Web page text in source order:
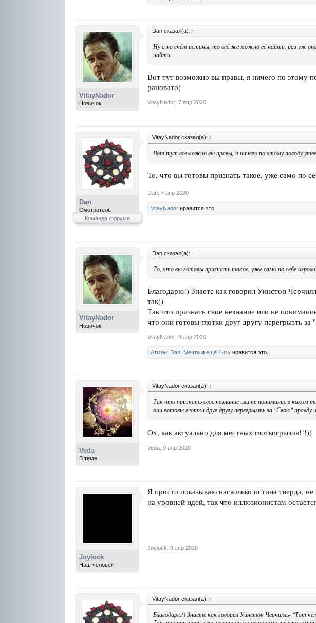
VitayNador
Новичок
Dan сказал(а): ↑
Ну а на счёт истины, то всё же можно её найти, раз уж
найти.
Вот тут возможно вы правы, я ничего по этому
рановато)
VitayNador 7 апр 2020
Dan
Смотритель
Команда форума
VitayNador сказал(а): ↑
Вот тут возможно вы правы, я ничего по этому поводу
То, что вы готовы признать такое, уже само по
Dan 7 апр 2020
VitayNador нравится это.
VitayNador
Новичок
Dan сказал(а): ↑
То, что вы готовы признать такое, уже само по себе
Благодарю!) Знаете как говорил Уинстон
так))
Так что признать свое незнание или не
что они готовы глотки друг другу перегрызть
VitayNador 9 апр 2020
Атман Dan Мечта и ещё 1-му нравится это.
Veda
В теме
VitayNador сказал(а): ↑
Так что признать свое незнание или не понимание в каком
они готовы глотки друг другу перегрызть за "Свою"
Ох, как актуально для местных глоткогрызов!!!))
Veda 9 апр 2020
Joylock
Наш человек
Я просто показываю насколько истина тверда,
на уровней идей, так что иллюзионистам
Joylock 9 апр 2020
VitayNador сказал(а): ↑
Благодарю!) Знаете как говорил Уинстон Черчилль- "Тот